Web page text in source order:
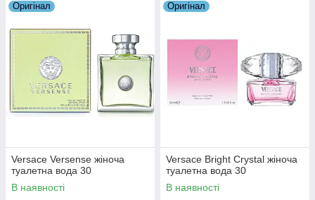
Оригiнал
Versace Versense жіноча
туалетна вода 30
В наявності
Оригiнал
Versace Bright Crystal жіноча
туалетна вода 30
В наявності